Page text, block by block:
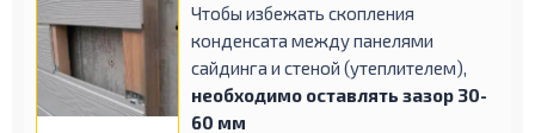
Чтобы избежать скопления
конденсата между панелями
сайдинга и стеной (утеплителем),
необходимо оставлять зазор 30-
60 мм